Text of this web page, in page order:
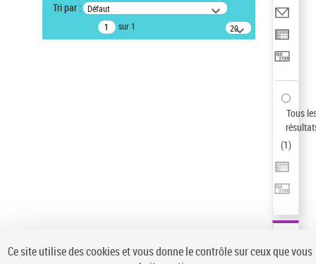
ne s'applique pas
Sauvegarder votre recherche
Tri par : Défaut
sur 1
20
résultats/page
Tous
(1)
Ce site utilise des cookies et vous donne le contrôle sur ceux que vous